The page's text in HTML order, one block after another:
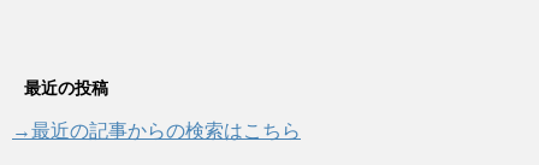
最近の投稿
→最近の記事からの検索はこちら